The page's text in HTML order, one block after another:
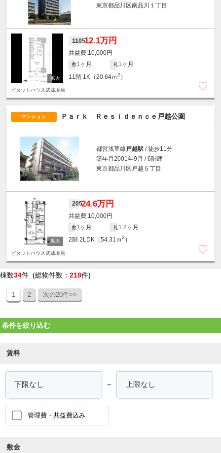
東京都品川区南品川１丁目
110512.1万円
10,000円
敷1ヶ月 礼1ヶ月
11階 1K（20.64ｍ2 ）
ピタットハウス武蔵境店
マンション Ｐａｒｋ Ｒｅｓｉｄｅｎｃｅ戸越公園
都営浅草線 戸越駅 / 徒歩11分
築年月2001年9月 / 6階建
東京都品川区戸越５丁目
20524.6万円
10,000円
敷1ヶ月 礼1.2ヶ月
2階 2LDK（54.31ｍ2 ）
ピタットハウス武蔵境店
棟数34件 (総物件数： 218件)
1 2 次の20件>>
条件を絞り込む
賃料
～
管理費・共益費込み
敷金